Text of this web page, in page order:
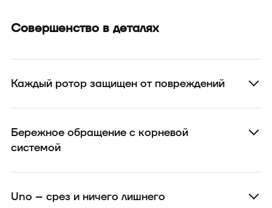
Совершенство в деталях
Каждый ротор защищен от повреждений
Бережное обращение с корневой
системой
Uno – срез и ничего лишнего